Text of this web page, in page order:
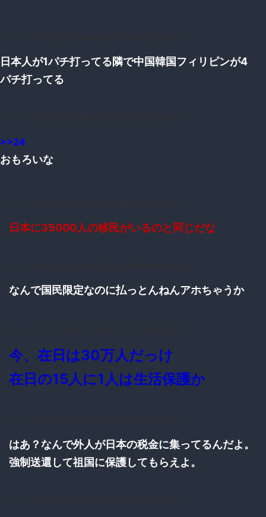
日本人が1パチ打ってる隣で中国韓国フィリピンが4
パチ打ってる
>>24
おもろいな
日本に35000人の移民がいるのと同じだな
なんで国民限定なのに払っとんねんアホちゃうか
今、在日は30万人だっけ
在日の15人に1人は生活保護か
はあ？なんで外人が日本の税金に集ってるんだよ。
強制送還して祖国に保護してもらえよ。